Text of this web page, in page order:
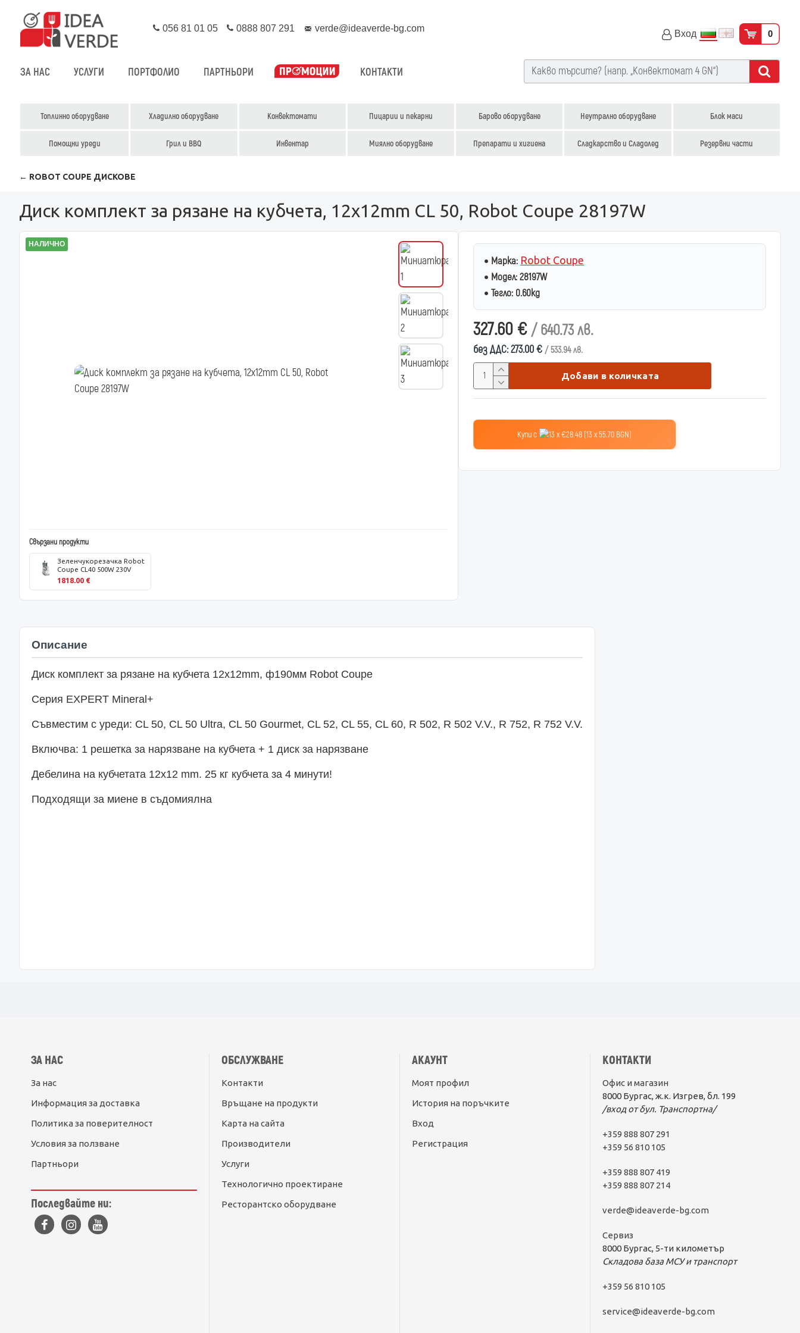
056 81 01 05 0888 807 291 verde@ideaverde-bg.com
Вход 0
ЗА НАС УСЛУГИ ПОРТФОЛИО ПАРТНЬОРИ КОНТАКТИ
Топлинно оборудване Хладилно оборудване Конвектомати Пицарии и пекарни Барово оборудване Неутрално оборудване Блок маси
Помощни уреди Грил и BBQ Инвентар Миялно оборудване Препарати и хигиена Сладкарство и Сладолед Резервни части
← ROBOT COUPE ДИСКОВЕ
Диск комплект за рязане на кубчета, 12х12mm CL 50, Robot Coupe 28197W
НАЛИЧНО
Свързани продукти
Зеленчукорезачка Robot
Coupe CL40 500W 230V
1818.00 €
327.60 € / 640.73 лв.
без ДДС: 273.00 € / 533.94 лв.
Марка: Robot Coupe
Модел:28197W
Тегло: 0.60kg
Добави в количката
Купи с 13 x €28.48 (13 x 55.70 BGN)
Описание
Диск комплект за рязане на кубчета 12х12mm, ф190мм Robot Coupe
Серия EXPERT Mineral+
Съвместим с уреди: CL 50, CL 50 Ultra, CL 50 Gourmet, CL 52, CL 55, CL 60, R 502, R 502 V.V., R 752, R 752 V.V.
Включва: 1 решетка за нарязване на кубчета + 1 диск за нарязване
Дебелина на кубчетата 12х12 mm. 25 кг кубчета за 4 минути!
Подходящи за миене в съдомиялна
ЗА НАС
За нас
Информация за доставка
Политика за поверителност
Условия за ползване
Партньори
Последвайте ни:
ОБСЛУЖВАНЕ
Контакти
Връщане на продукти
Карта на сайта
Производители
Услуги
Технологично проектиране
Ресторантско оборудване
АКАУНТ
Моят профил
История на поръчките
Вход
Регистрация
КОНТАКТИ
Офис и магазин
8000 Бургас, ж.к. Изгрев, бл. 199
/вход от бул. Транспортна/
+359 888 807 291
+359 56 810 105
+359 888 807 419
+359 888 807 214
verde@ideaverde-bg.com
Сервиз
8000 Бургас, 5-ти километър
Складова база МСУ и транспорт
+359 56 810 105
service@ideaverde-bg.com